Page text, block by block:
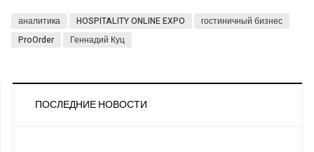
аналитика HOSPITALITY ONLINE EXPO
гостиничный бизнес
ProOrder
Геннадий Куц
ПОСЛЕДНИЕ НОВОСТИ